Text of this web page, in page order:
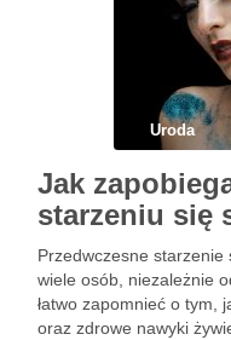
Uroda
Jak
starzeniu się
Przedwczesne
wiele osób, niezależnie
łatwo zapomnieć o tym,
oraz zdrowe nawyki